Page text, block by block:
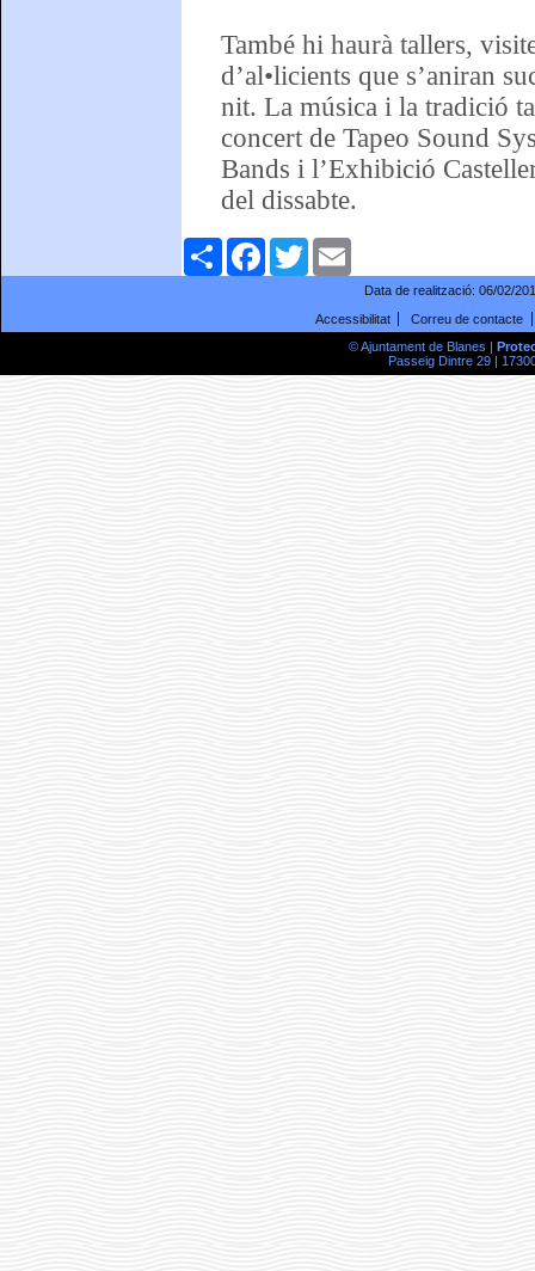
També hi haurà tallers,
d’al•licients que s’aniran
nit. La música i la tradició
concert de Tapeo Sound
Bands i l’Exhibició
del dissabte.
ComparteixFacebookTwitter
Data de realització: 06/02/
Accessibilitat
Correu de contacte
© Ajuntament de Blanes |
Passeig Dintre 29 |